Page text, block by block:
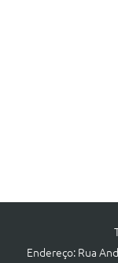
Endereço: Rua